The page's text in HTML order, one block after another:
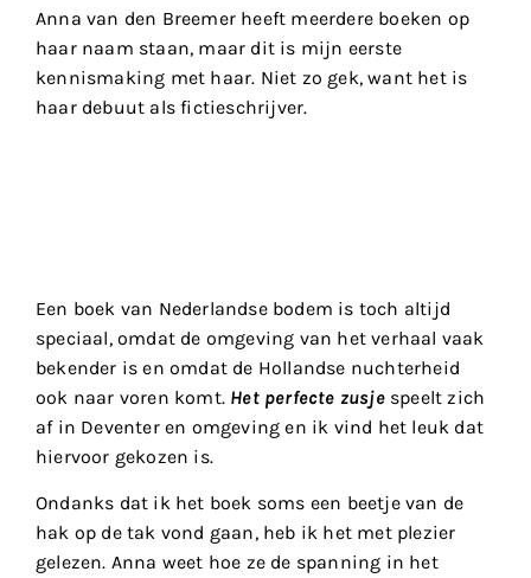
Anna van den Breemer heeft meerdere boeken op
haar naam staan, maar dit is mijn eerste
kennismaking met haar. Niet zo gek, want het is
haar debuut als fictieschrijver.
Een boek van Nederlandse bodem is toch altijd
speciaal, omdat de omgeving van het verhaal vaak
bekender is en omdat de Hollandse nuchterheid
ook naar voren komt. Het perfecte zusjespeelt zich
af in Deventer en omgeving en ik vind het leuk dat
hiervoor gekozen is.
Ondanks dat ik het boek soms een beetje van de
hak op de tak vond gaan, heb ik het met plezier
gelezen. Anna weet hoe ze de spanning in het